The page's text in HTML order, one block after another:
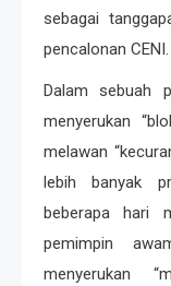
sebagai
pencalonan CENI.
Dalam sebuah
menyerukan
melawan
lebih banyak
beberapa hari
pemimpin
menyerukan